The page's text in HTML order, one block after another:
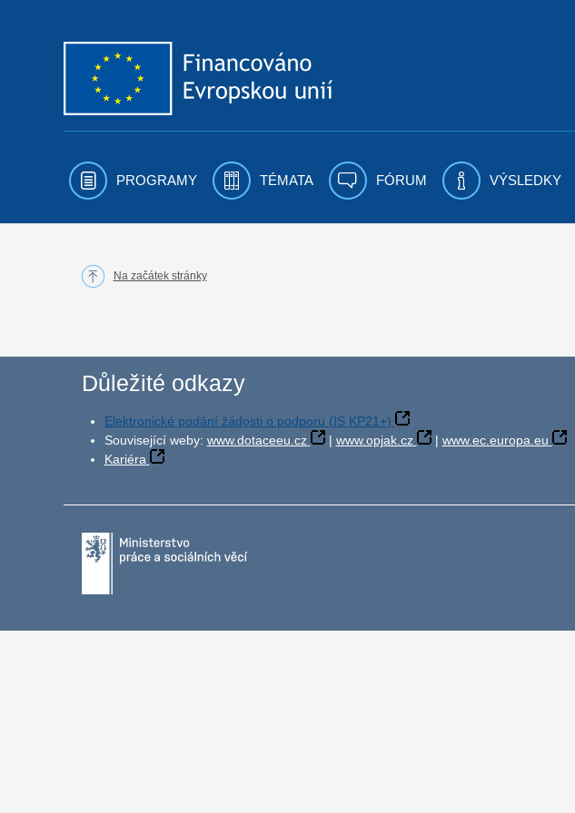
PROGRAMY TÉMATA FÓRUM VÝSLEDKY
Na začátek stránky
Důležité odkazy
Elektronické podání žádosti o podporu (IS KP21+)
Související weby: www.dotaceeu.cz | www.opjak.cz | www.ec.europa.eu
Kariéra